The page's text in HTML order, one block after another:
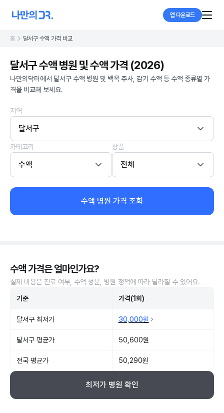
앱 다운로드
홈 달서구 수액 가격 비교
달서구 수액 병원 및 수액 가격 (2026)
나만의닥터에서 달서구 수액 병원 및 백옥 주사, 감기 수액 등 수액 종류별 가
격을 비교해 보세요.
지역
달서구
카테고리
수액
상품
전체
수액 병원 가격 조회
수액 가격은 얼마인가요?
실제 비용은 진료 여부, 수액 성분, 병원 정책에 따라 달라질 수 있어요.
기준 가격(1회)
달서구 최저가 30,000원
달서구 평균가 50,600원
전국 평균가 50,290원
최저가 병원 확인